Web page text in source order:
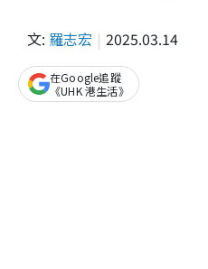
文: 羅志宏 2025.03.14
在Google追蹤
《UHK 港生活》